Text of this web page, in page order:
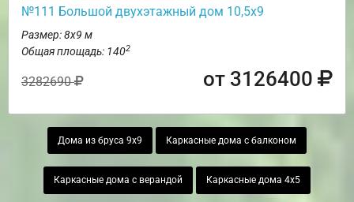
№111 Большой двухэтажный дом 10,5х9
Размер: 8х9 м
Общая площадь: 1402
3282690 от 3126400
Дома из бруса 9х9 Каркасные дома с балконом
Каркасные дома с верандой Каркасные дома 4х5